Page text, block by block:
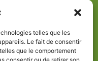
telles que les
Le fait de consentir
que le comportement